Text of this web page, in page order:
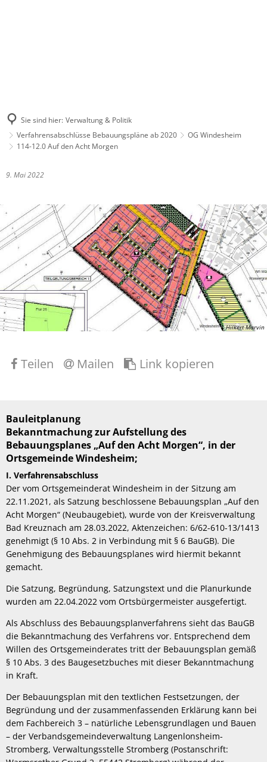
Sie sind hier: Verwaltung & Politik
Verfahrensabschlüsse Bebauungspläne ab 2020
OG Windesheim
114-12.0 Auf den Acht Morgen
9. Mai 2022
Hilkert Marvin
Teilen Mailen Link kopieren
Bauleitplanung
Bekanntmachung zur Aufstellung des
Bebauungsplanes „Auf den Acht Morgen“, in der
Ortsgemeinde Windesheim;
I. Verfahrensabschluss
Der vom Ortsgemeinderat Windesheim in der Sitzung am
22.11.2021, als Satzung beschlossene Bebauungsplan „Auf den
Acht Morgen“ (Neubaugebiet), wurde von der Kreisverwaltung
Bad Kreuznach am 28.03.2022, Aktenzeichen: 6/62-610-13/1413
genehmigt (§ 10 Abs. 2 in Verbindung mit § 6 BauGB). Die
Genehmigung des Bebauungsplanes wird hiermit bekannt
gemacht.
Die Satzung, Begründung, Satzungstext und die Planurkunde
wurden am 22.04.2022 vom Ortsbürgermeister ausgefertigt.
Als Abschluss des Bebauungsplanverfahrens sieht das BauGB
die Bekanntmachung des Verfahrens vor. Entsprechend dem
Willen des Ortsgemeinderates tritt der Bebauungsplan gemäß
§ 10 Abs. 3 des Baugesetzbuches mit dieser Bekanntmachung
in Kraft.
Der Bebauungsplan mit den textlichen Festsetzungen, der
Begründung und der zusammenfassenden Erklärung kann bei
dem Fachbereich 3 – natürliche Lebensgrundlagen und Bauen
– der Verbandsgemeindeverwaltung Langenlonsheim-
Stromberg, Verwaltungsstelle Stromberg (Postanschrift: